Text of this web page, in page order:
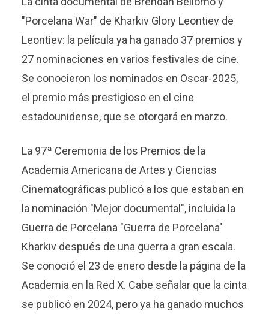
"Porcelana War" de Kharkiv Glory Leontiev de
Leontiev: la película ya ha ganado 37 premios y
27 nominaciones en varios festivales de cine.
Se conocieron los nominados en Oscar-2025,
el premio más prestigioso en el cine
estadounidense, que se otorgará en marzo.
La 97ª Ceremonia de los Premios de la
Academia Americana de Artes y Ciencias
Cinematográficas publicó a los que estaban en
la nominación "Mejor documental", incluida la
Guerra de Porcelana "Guerra de Porcelana"
Kharkiv después de una guerra a gran escala.
Se conoció el 23 de enero desde la página de la
Academia en la Red X. Cabe señalar que la cinta
se publicó en 2024, pero ya ha ganado muchos